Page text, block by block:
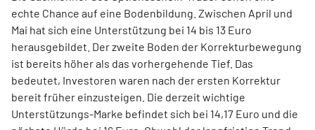
echte Chance auf eine Bodenbildung. Zwischen April und
Mai hat sich eine Unterstützung bei 14 bis 13 Euro
herausgebildet. Der zweite Boden der Korrekturbewegung
ist bereits höher als das vorhergehende Tief. Das
bedeutet, Investoren waren nach der ersten Korrektur
bereit früher einzusteigen. Die derzeit wichtige
Unterstützungs-Marke befindet sich bei 14,17 Euro und die